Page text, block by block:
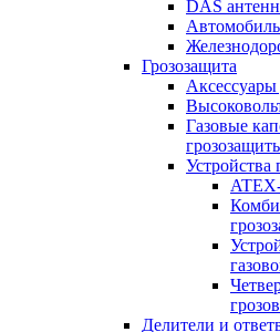
DAS
Грозозащита
Газовые
Устройства
Делители и